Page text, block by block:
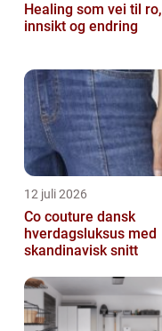
Healing som vei til ro,
innsikt og endring
12 juli 2026
Co couture dansk
hverdagsluksus med
skandinavisk snitt